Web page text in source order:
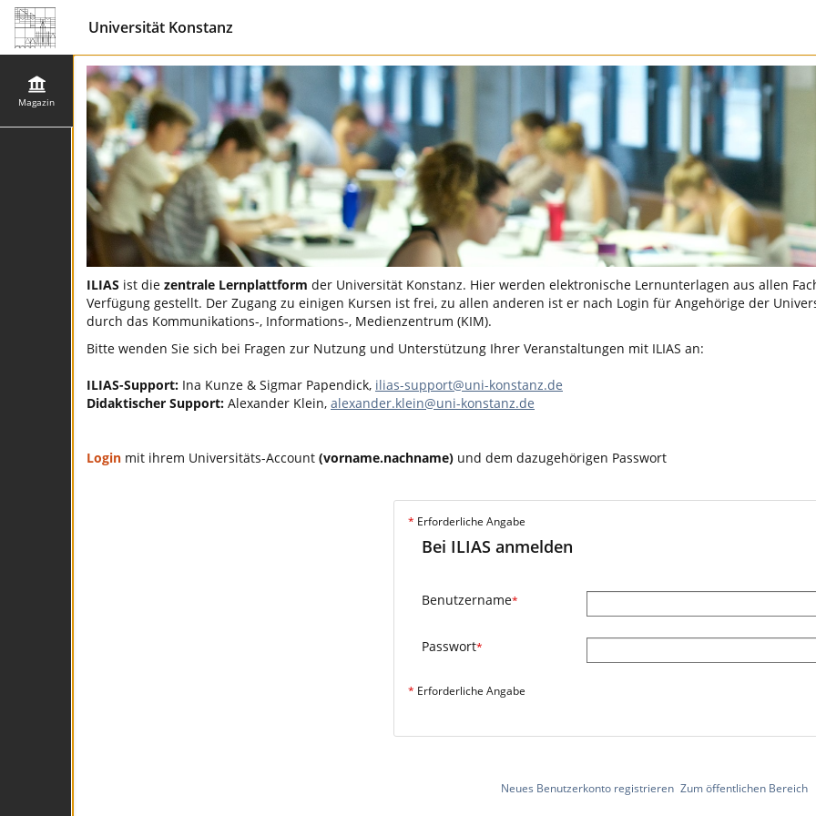
Universität Konstanz
Magazin
ILIAS ist die zentrale Lernplattform der Universität Konstanz. Hier werden elektronische Lernunterlagen aus allen
Verfügung gestellt. Der Zugang zu einigen Kursen ist frei, zu allen anderen ist er nach Login für Angehörige der
durch das Kommunikations-, Informations-, Medienzentrum (KIM).
Bitte wenden Sie sich bei Fragen zur Nutzung und Unterstützung Ihrer Veranstaltungen mit ILIAS an:
ILIAS-Support: Ina Kunze & Sigmar Papendick, ilias-support@uni-konstanz.de
Didaktischer Support: Alexander Klein, alexander.klein@uni-konstanz.de
Login mit ihrem Universitäts-Account (vorname.nachname) und dem dazugehörigen Passwort
* Erforderliche Angabe
Bei ILIAS anmelden
Benutzername*
Passwort*
* Erforderliche Angabe
Neues Benutzerkonto registrieren Zum öffentlichen Bereich